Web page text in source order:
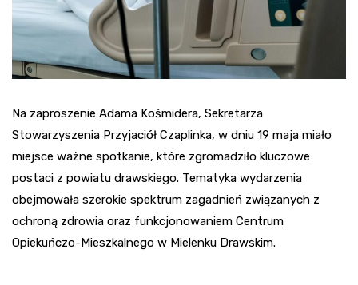
Na zaproszenie Adama Kośmidera, Sekretarza
Stowarzyszenia Przyjaciół Czaplinka, w dniu 19 maja miało
miejsce ważne spotkanie, które zgromadziło kluczowe
postaci z powiatu drawskiego. Tematyka wydarzenia
obejmowała szerokie spektrum zagadnień związanych z
ochroną zdrowia oraz funkcjonowaniem Centrum
Opiekuńczo-Mieszkalnego w Mielenku Drawskim.